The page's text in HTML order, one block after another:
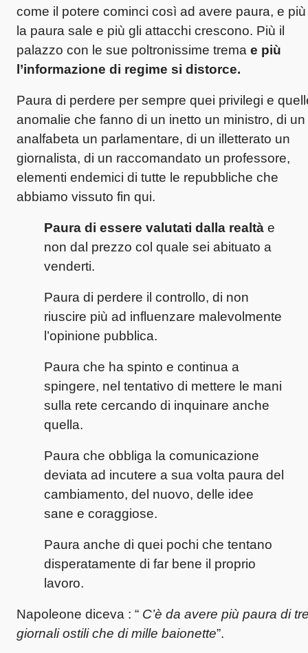
come il potere cominci così ad avere paura, e più
la paura sale e più gli attacchi crescono. Più il
palazzo con le sue poltronissime trema e più
l’informazione di regime si distorce.
Paura di perdere per sempre quei privilegi e
anomalie che fanno di un inetto un ministro, di un
analfabeta un parlamentare, di un illetterato un
giornalista, di un raccomandato un professore,
elementi endemici di tutte le repubbliche che
abbiamo vissuto fin qui.
Paura di essere valutati dalla realtà e
non dal prezzo col quale sei abituato a
venderti.
Paura di perdere il controllo, di non
riuscire più ad influenzare malevolmente
l’opinione pubblica.
Paura che ha spinto e continua a
spingere, nel tentativo di mettere le mani
sulla rete cercando di inquinare anche
quella.
Paura che obbliga la comunicazione
deviata ad incutere a sua volta paura del
cambiamento, del nuovo, delle idee
sane e coraggiose.
Paura anche di quei pochi che tentano
disperatamente di far bene il proprio
lavoro.
Napoleone diceva : “ C’è da avere più paura di
giornali ostili che di mille baionette”.